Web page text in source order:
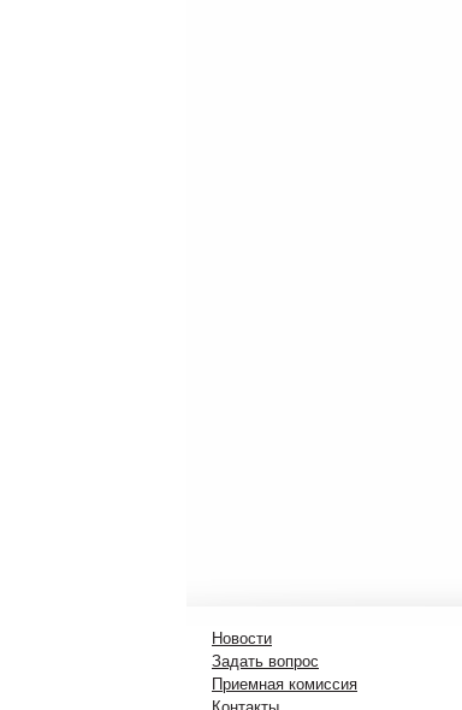
Новости
Задать вопрос
Приемная комиссия